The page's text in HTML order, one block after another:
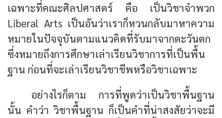
เฉพาะที่คณะศิลปศาสตร์ คือ เป็นวิชาจำพวก
Liberal Arts เป็นอันว่าเราก็หวนกลับมาหาความ
หมายในปัจจุบันตามแนวคิดที่รับมาจากตะวันตก
ซึ่งหมายถึงการศึกษาเล่าเรียนวิชาการที่เป็นพื้น
ฐาน ก่อนที่จะเล่าเรียนวิชาชีพหรือวิชาเฉพาะ
อย่างไรก็ตาม การที่พูดว่าเป็นวิชาพื้นฐาน
นั้น คำว่า วิชาพื้นฐาน ก็เป็นคำที่น่าสงสัยว่าจะมี